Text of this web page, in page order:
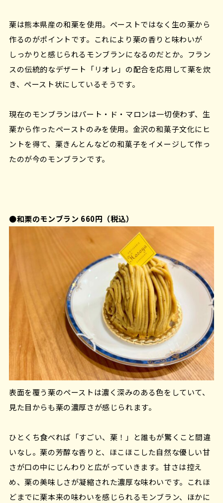
栗は熊本県産の和栗を使用。ペーストではなく生の栗から
作るのがポイントです。これにより栗の香りと味わいが
しっかりと感じられるモンブランになるのだとか。フラン
スの伝統的なデザート「リオレ」の配合を応用して栗を炊
き、ペースト状にしているそうです。
現在のモンブランはパート・ド・マロンは一切使わず、生
栗から作ったペーストのみを使用。金沢の和菓子文化にヒ
ントを得て、栗きんとんなどの和菓子をイメージして作っ
たのが今のモンブランです。
●和栗のモンブラン 660円（税込）
表面を覆う栗のペーストは濃く深みのある色をしていて、
見た目からも栗の濃厚さが感じられます。
ひとくち食べれば「すごい、栗！」と誰もが驚くこと間違
いなし。栗の芳醇な香りと、ほこほこした自然な優しい甘
さが口の中にじんわりと広がっていきます。甘さは控え
め、栗の美味しさが凝縮された濃厚な味わいです。これほ
どまでに栗本来の味わいを感じられるモンブラン、ほかに